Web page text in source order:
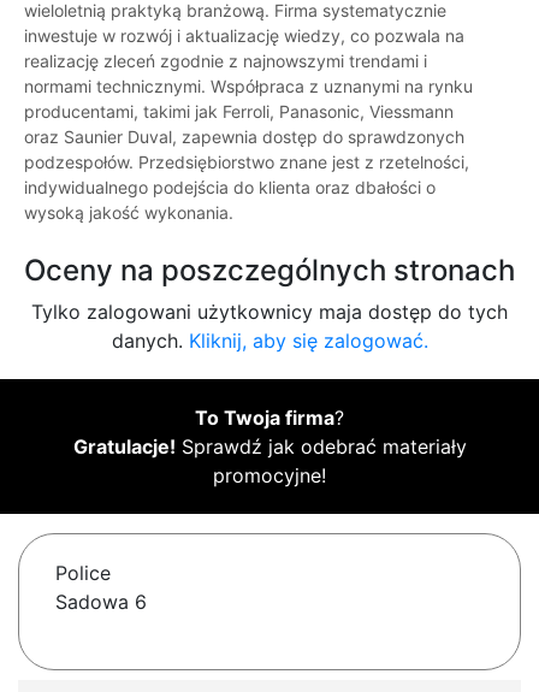
wieloletnią praktyką branżową. Firma systematycznie
inwestuje w rozwój i aktualizację wiedzy, co pozwala na
realizację zleceń zgodnie z najnowszymi trendami i
normami technicznymi. Współpraca z uznanymi na rynku
producentami, takimi jak Ferroli, Panasonic, Viessmann
oraz Saunier Duval, zapewnia dostęp do sprawdzonych
podzespołów. Przedsiębiorstwo znane jest z rzetelności,
indywidualnego podejścia do klienta oraz dbałości o
wysoką jakość wykonania.
Oceny na poszczególnych stronach
Tylko zalogowani użytkownicy maja dostęp do tych
danych. Kliknij, aby się zalogować.
To Twoja firma?
Gratulacje! Sprawdź jak odebrać materiały
promocyjne!
Police
Sadowa 6